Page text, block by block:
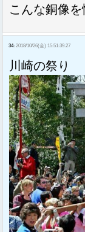
こんな銅像
34: 2018/10/26(金) 15:51:39.27
川崎の祭り